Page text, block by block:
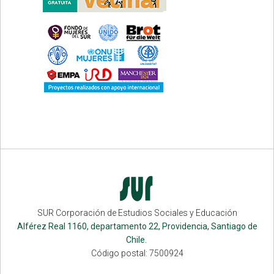
SUR Corporación de Estudios Sociales y Educación
Alférez Real 1160, departamento 22, Providencia, Santiago de
Chile.
Código postal: 7500924